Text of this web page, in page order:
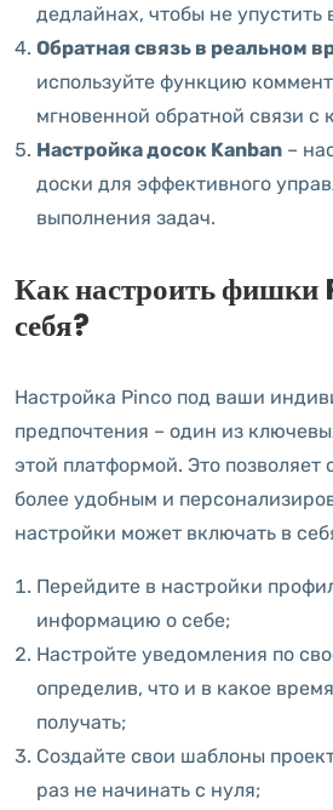
дедлайнах, чтобы не
Обратная связь в реальном
используйте функцию
мгновенной обратной связи с
Настройка досок Kanban –
доски для эффективного
выполнения задач.
Как настроить фишки
себя?
Настройка Pinco под ваши
предпочтения – один из
этой платформой. Это позволяет
более удобным и
настройки может включать в
Перейдите в настройки
информацию о себе;
Настройте уведомления по
определив, что и в какое
получать;
Создайте свои шаблоны
раз не начинать с нуля;